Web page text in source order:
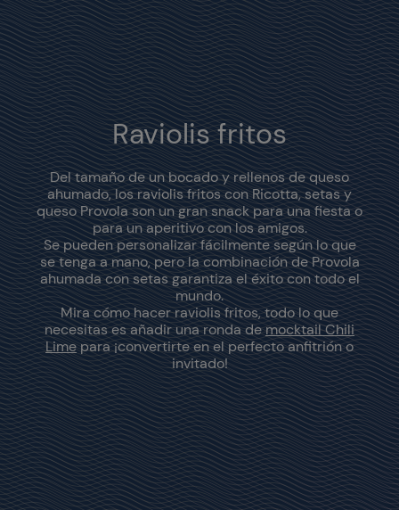
Raviolis fritos
Del tamaño de un bocado y rellenos de queso
ahumado, los raviolis fritos con Ricotta, setas y
queso Provola son un gran snack para una fiesta o
para un aperitivo con los amigos.
Se pueden personalizar fácilmente según lo que
se tenga a mano, pero la combinación de Provola
ahumada con setas garantiza el éxito con todo el
mundo.
Mira cómo hacer raviolis fritos, todo lo que
necesitas es añadir una ronda democktail Chili
Limepara ¡convertirte en el perfecto anfitrión o
invitado!